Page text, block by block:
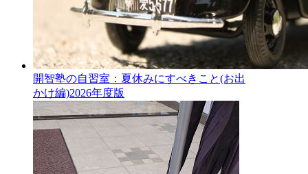
開智塾の自習室：夏休みにすべきこと(お出
かけ編)2026年度版